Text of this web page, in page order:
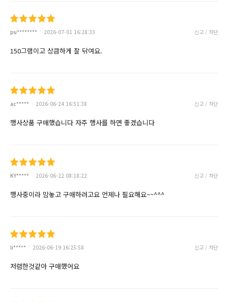
pu******** 2026-07-01 16:28:33 신고 / 차단
150그램이고 상큼하게 잘 닦여요.
ac***** 2026-06-24 16:51:38 신고 / 차단
행사상품 구매했습니다 자주 행사를 하면 좋겠습니다
KY***** 2026-06-22 08:18:22 신고 / 차단
행사중이라 맘놓고 구매하려고요 언제나 필요해요~~^^^
li***** 2026-06-19 16:25:58 신고 / 차단
저렴한것같아 구매했어요